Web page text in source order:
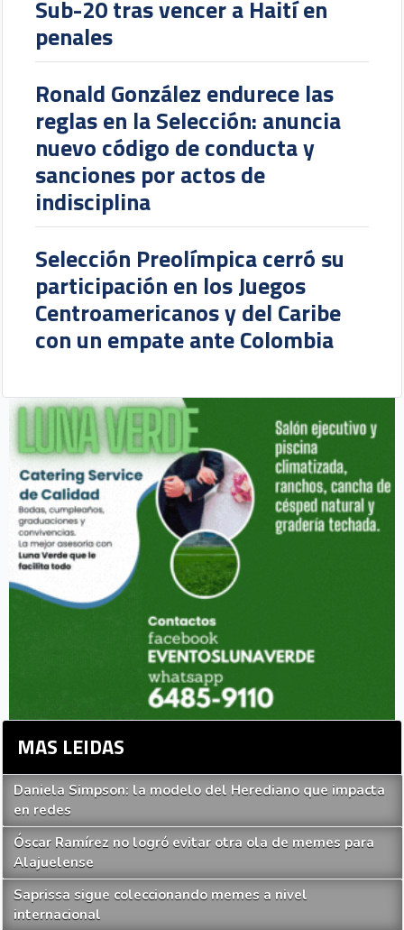
Sub-20 tras vencer a Haití en
penales
Ronald González endurece las
reglas en la Selección: anuncia
nuevo código de conducta y
sanciones por actos de
indisciplina
Selección Preolímpica cerró su
participación en los Juegos
Centroamericanos y del Caribe
con un empate ante Colombia
MAS LEIDAS
Daniela Simpson: la modelo del Herediano que impacta
en redes
Óscar Ramírez no logró evitar otra ola de memes para
Alajuelense
Saprissa sigue coleccionando memes a nivel
internacional